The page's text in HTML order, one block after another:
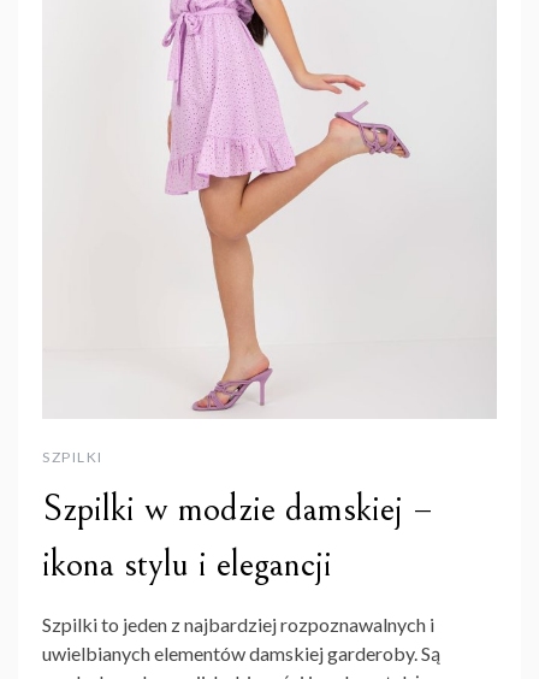
SZPILKI
Szpilki w modzie damskiej –
ikona stylu i elegancji
Szpilki to jeden z najbardziej rozpoznawalnych i
uwielbianych elementów damskiej garderoby. Są